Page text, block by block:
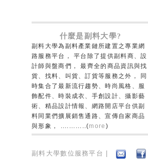
什麼是副料大學?
副料大學為副料產業鏈所建置之專業網
路服務平台， 平台除了提供副料商、設
計師與盤商們， 最齊全的商品資訊與找
貨、找料、叫貨、訂貨等服務之外， 同
時集合了最新流行趨勢、時尚風格、服
飾配件、時裝成衣、手創設計、攝影藝
術、精品設計情報、網路開店平台供副
料同業們擴展銷售通路、宣傳自家商品
與形象， ............(more )
副料大學數位服務平台 |